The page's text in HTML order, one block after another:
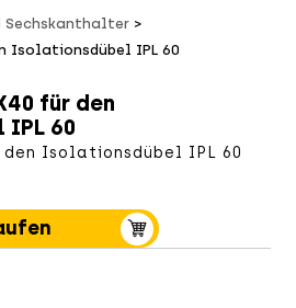
Sechskanthalter
Isolationsdübel IPL 60
für den
60
Isolationsdübel IPL 60